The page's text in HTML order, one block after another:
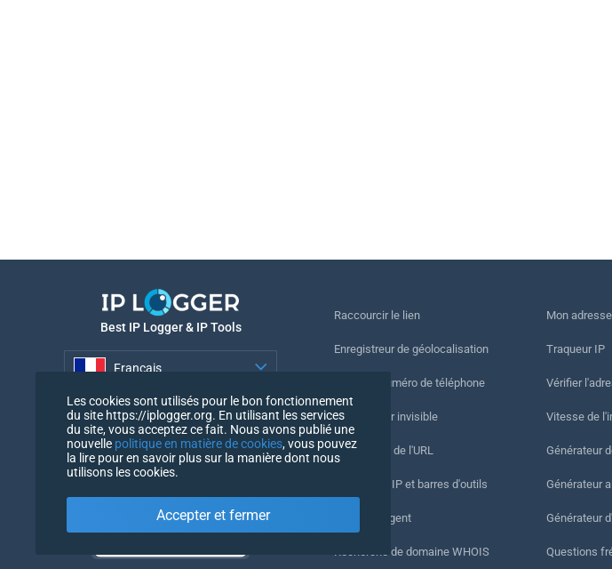
Best IP Logger & IP Tools
Français
Français
Raccourcir le lien
Enregistreur de géolocalisation
Suivre le numéro de téléphone
Enregistreur invisible
Vérification de l'URL
Compteurs IP et barres d'outils
Mon UserAgent
Recherche de domaine WHOIS
Mon
Traqueur IP
Vérifier
Vitesse de
Générateur
Générateur
Générateur
Questions
Les cookies sont utilisés pour le bon fonctionnement
du site https://iplogger.org. En utilisant les services
du site, vous acceptez ce fait. Nous avons publié une
nouvelle politique en matière de cookies, vous pouvez
la lire pour en savoir plus sur la manière dont nous
utilisons les cookies.
Accepter et fermer